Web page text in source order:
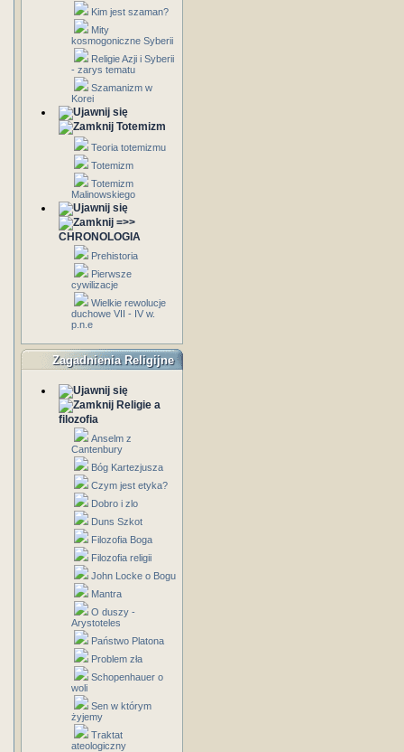
Kim jest szaman?
Mity
kosmogoniczne Syberii
Religie Azji i Syberii
- zarys tematu
Szamanizm w
Korei
Totemizm
Teoria totemizmu
Totemizm
Totemizm
Malinowskiego
=>>
CHRONOLOGIA
Prehistoria
Pierwsze
cywilizacje
Wielkie rewolucje
duchowe VII - IV w.
p.n.e
Zagadnienia Religijne
Religie a
filozofia
Anselm z
Cantenbury
Bóg Kartezjusza
Czym jest etyka?
Dobro i zlo
Duns Szkot
Filozofia Boga
Filozofia religii
John Locke o Bogu
Mantra
O duszy -
Arystoteles
Państwo Platona
Problem zła
Schopenhauer o
woli
Sen w którym
żyjemy
Traktat
ateologiczny